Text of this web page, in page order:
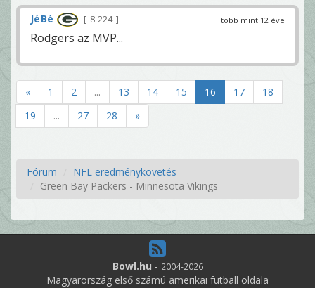
több mint 12 éve
JéBé 8 224
Rodgers az MVP...
« 1 2 ... 13 14 15 16 17
18
19
... 27 28 »
Fórum
NFL eredménykövetés
Green Bay Packers - Minnesota Vikings
Bowl.hu - 2004-2026
Magyarország első számú amerikai futball oldala